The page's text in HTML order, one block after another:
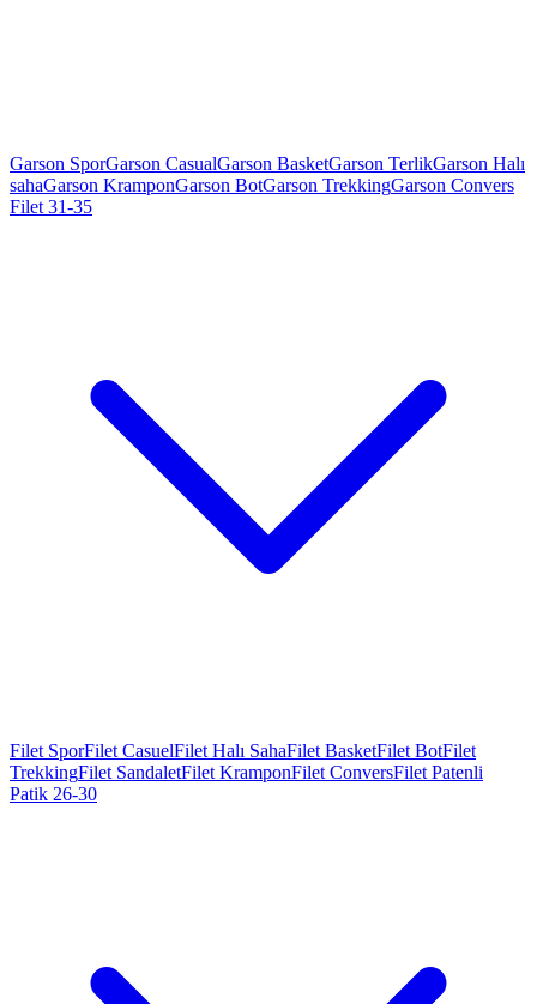
Garson SporGarson CasualGarson BasketGarson TerlikGarson Halı
sahaGarson KramponGarson BotGarson TrekkingGarson Convers
Filet 31-35
Filet SporFilet CasuelFilet Halı SahaFilet BasketFilet BotFilet
TrekkingFilet SandaletFilet KramponFilet ConversFilet Patenli
Patik 26-30